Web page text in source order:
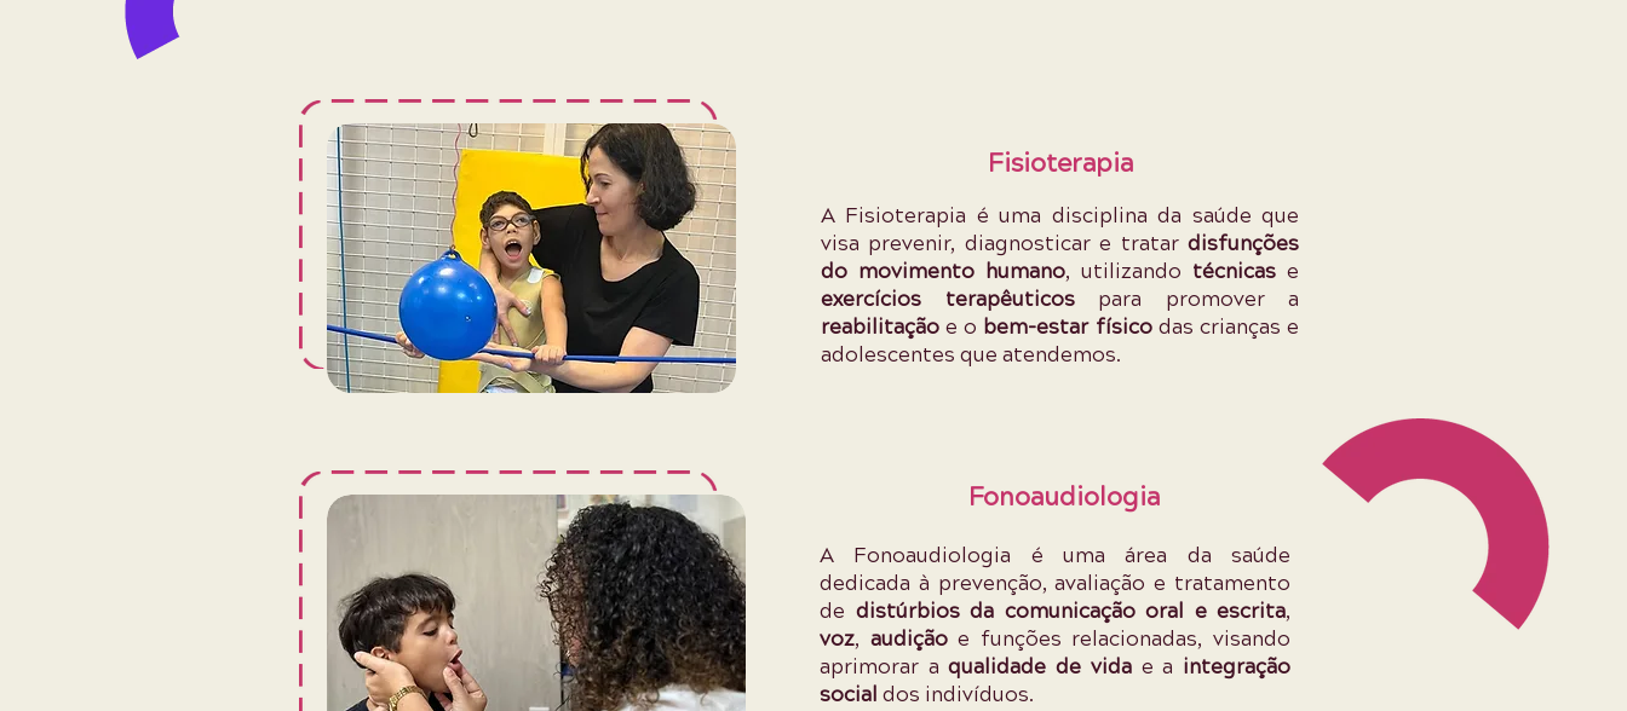
Fisioterapia
A Fisioterapia é uma disciplina da saúde que
visa prevenir, diagnosticar e tratardisfunções
do movimento humano, utilizando técnicas e
exercícios terapêuticospara promover a
reabilitaçãoe o bem-estar físico das crianças e
adolescentes que atendemos.
Fonoaudiologia
A Fonoaudiologia é uma área da saúde
dedicada à prevenção, avaliação e tratamento
de distúrbios da comunicação oral e escrita,
voz, audiçãoe funções relacionadas, visando
aprimorar a qualidade de vidae a integração
social dos indivíduos.